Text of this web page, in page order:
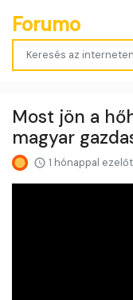
Forumo
Most jön a
magyar
1 hónappal